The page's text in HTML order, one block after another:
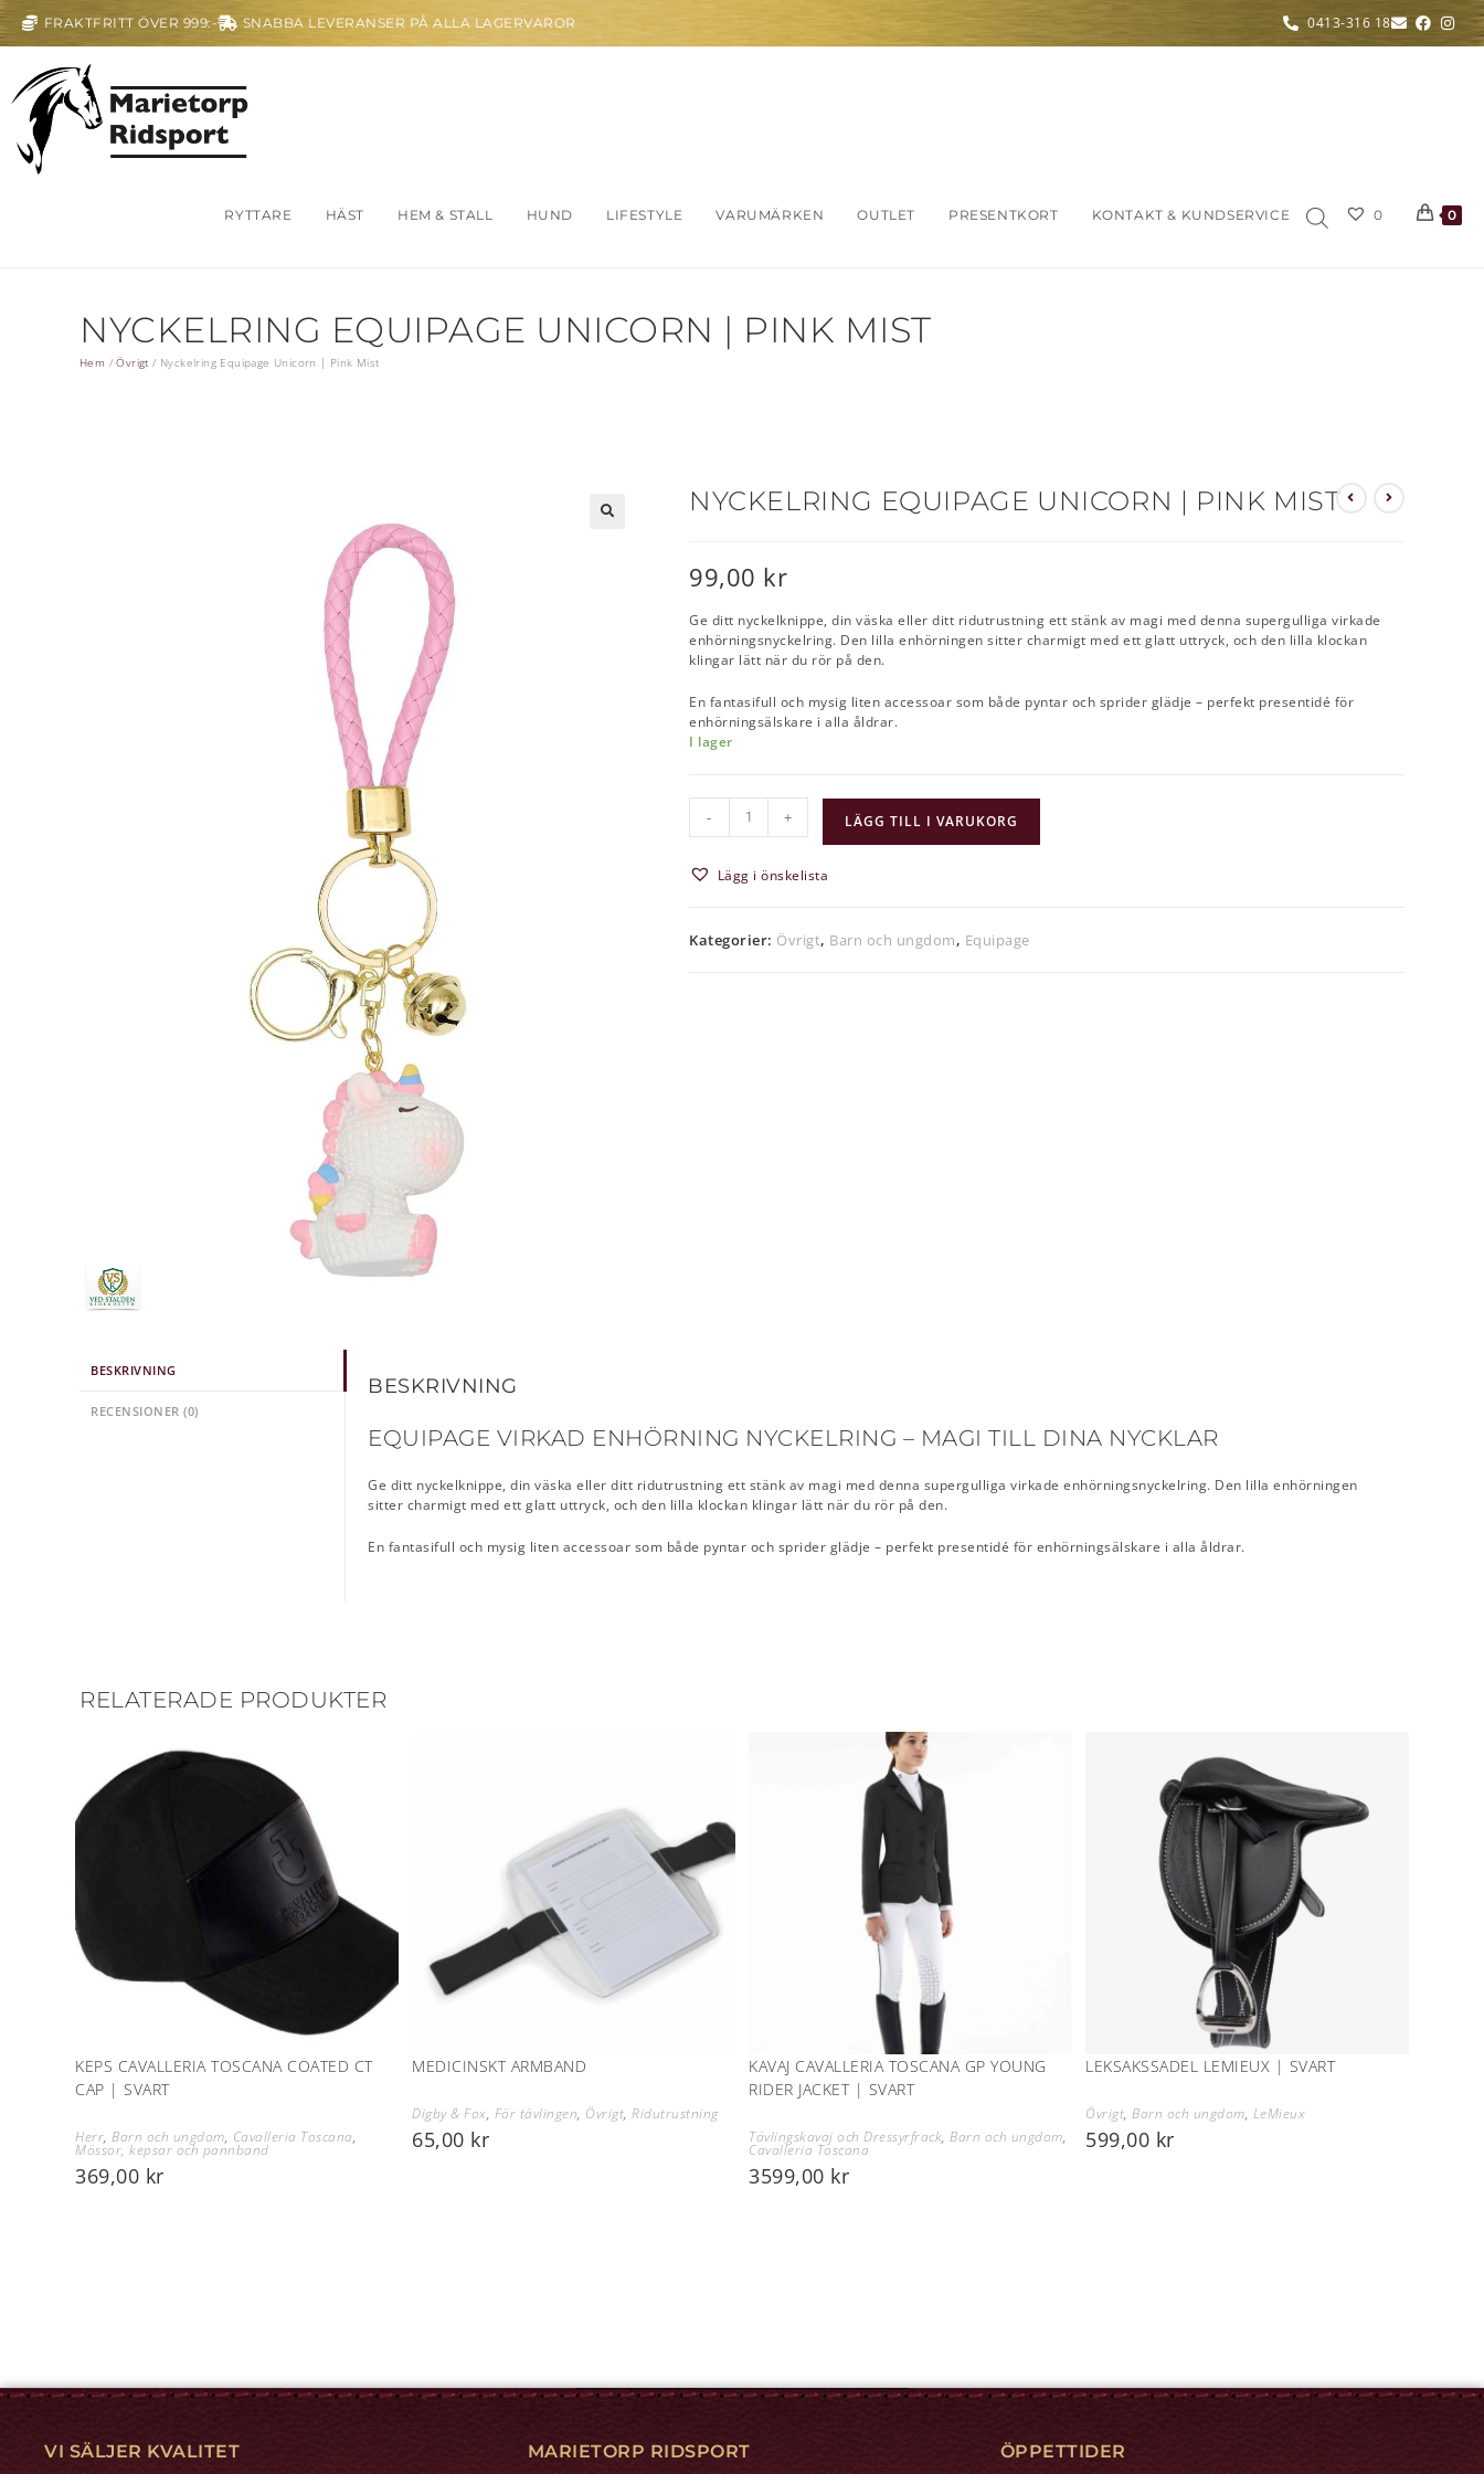
FRAKTFRITT ÖVER 999:- SNABBA LEVERANSER PÅ ALLA LAGERVAROR 0413-316 18
RYTTARE HÄST HEM & STALL HUND LIFESTYLE VARUMÄRKEN OUTLET PRESENTKORT KONTAKT & KUNDSERVICE 0 0
NYCKELRING EQUIPAGE UNICORN | PINK MIST
Hem /Övrigt / Nyckelring Equipage Unicorn | Pink Mist
NYCKELRING EQUIPAGE UNICORN | PINK MIST
99,00 kr
Ge ditt nyckelknippe, din väska eller ditt ridutrustning ett stänk av magi med denna supergulliga virkade
enhörningsnyckelring. Den lilla enhörningen sitter charmigt med ett glatt uttryck, och den lilla klockan
klingar lätt när du rör på den.
En fantasifull och mysig liten accessoar som både pyntar och sprider glädje – perfekt presentidé för
enhörningsälskare i alla åldrar.
I lager
- + LÄGG TILL I VARUKORG
Lägg i önskelista
Kategorier: Övrigt, Barn och ungdom, Equipage
BESKRIVNING
RECENSIONER (0)
BESKRIVNING
EQUIPAGE VIRKAD ENHÖRNING NYCKELRING – MAGI TILL DINA NYCKLAR
Ge ditt nyckelknippe, din väska eller ditt ridutrustning ett stänk av magi med denna supergulliga virkade enhörningsnyckelring. Den lilla enhörningen
sitter charmigt med ett glatt uttryck, och den lilla klockan klingar lätt när du rör på den.
En fantasifull och mysig liten accessoar som både pyntar och sprider glädje – perfekt presentidé för enhörningsälskare i alla åldrar.
RELATERADE PRODUKTER
KEPS CAVALLERIA TOSCANA COATED CT
CAP | SVART
Herr,Barn och ungdom, Cavalleria Toscana,
Mössor, kepsar och pannband
369,00 kr
MEDICINSKT ARMBAND
Digby & Fox, För tävlingen, Övrigt,Ridutrustning
65,00 kr
KAVAJ CAVALLERIA TOSCANA GP YOUNG
RIDER JACKET | SVART
Tävlingskavaj och Dressyrfrack,Barn och ungdom,
Cavalleria Toscana
3599,00 kr
LEKSAKSSADEL LEMIEUX | SVART
Övrigt,Barn och ungdom, LeMieux
599,00 kr
VI SÄLJER KVALITET MARIETORP RIDSPORT ÖPPETTIDER